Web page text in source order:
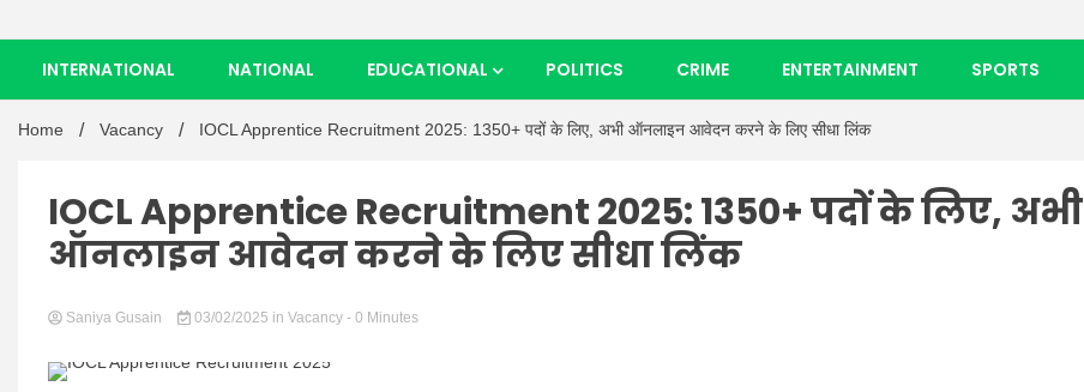
INTERNATIONAL NATIONAL EDUCATIONAL POLITICS CRIME ENTERTAINMENT SPORTS
Home Vacancy IOCL Apprentice Recruitment 2025: 1350+ पदों के लिए, अभी ऑनलाइन आवेदन करने के लिए सीधा लिंक
IOCL Apprentice Recruitment 2025: 1350+ पदों के लिए, अभी
ऑनलाइन आवेदन करने के लिए सीधा लिंक
Saniya Gusain 03/02/2025 in Vacancy - 0 Minutes